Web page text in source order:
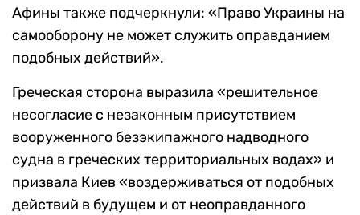
Афины также подчеркнули: «Право Украины на
самооборону не может служить оправданием
подобных действий».
Греческая сторона выразила «решительное
несогласие с незаконным присутствием
вооруженного безэкипажного надводного
судна в греческих территориальных водах» и
призвала Киев «воздерживаться от подобных
действий в будущем и от неоправданного